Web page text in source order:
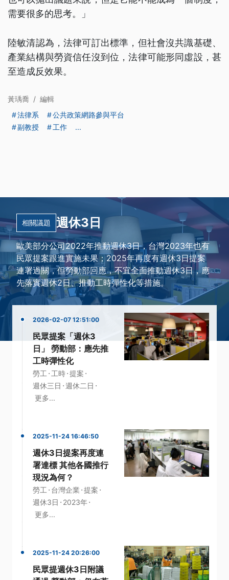
需要很多的思考。」
陸敏清認為，法律可訂出標準，但社會沒共識基礎、
產業結構與勞資信任沒到位，法律可能形同虛設，甚
至造成反效果。
黃瑀喬 / 編輯
法律系
公共政策網路參與平台
副教授
工作 ...
相關議題 週休3日
歐美部分公司2022年推動週休3日，台灣2023年也有
民眾提案跟進實施未果；2025年再度有週休3日提案
連署過關，但勞動部回應，不宜全面推動週休3日，應
先落實週休2日、推動工時彈性化等措施。
2026-02-07 12:51:00
民眾提案「週休3
日」 勞動部：應先推
工時彈性化
勞工 · 工時·提案 ·
週休三日 ·週休二日 ·
更多...
2025-11-24 16:46:50
週休3日提案再度連
署達標 其他各國推行
現況為何？
勞工 · 台灣企業 ·提案 ·
週休3日 · 2023年·
更多...
2025-11-24 20:26:00
民眾提週休3日附議